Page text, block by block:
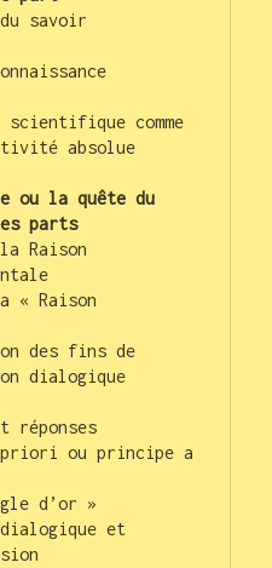
absolue
ou la quête du
parts
dialogique